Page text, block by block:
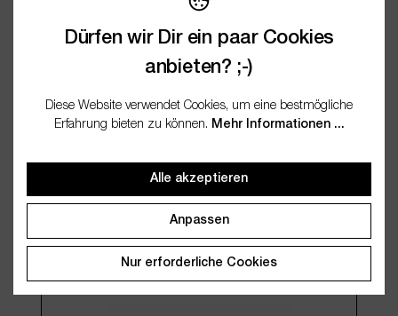
Kunden kauften auch
Dürfen wir Dir ein paar Cookies
anbieten? ;-)
Diese Website verwendet Cookies, um eine bestmögliche
Erfahrung bieten zu können. Mehr Informationen ...
Alle akzeptieren
Anpassen
Nur erforderliche Cookies